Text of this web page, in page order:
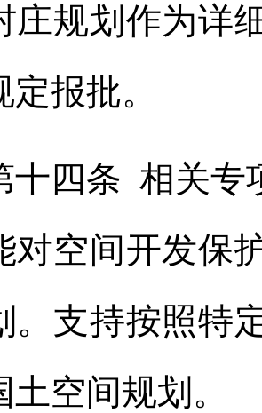
庄规划作为详
报批。
条 相关专项
对空间开发保
。 支持按照特
土空间规划 。